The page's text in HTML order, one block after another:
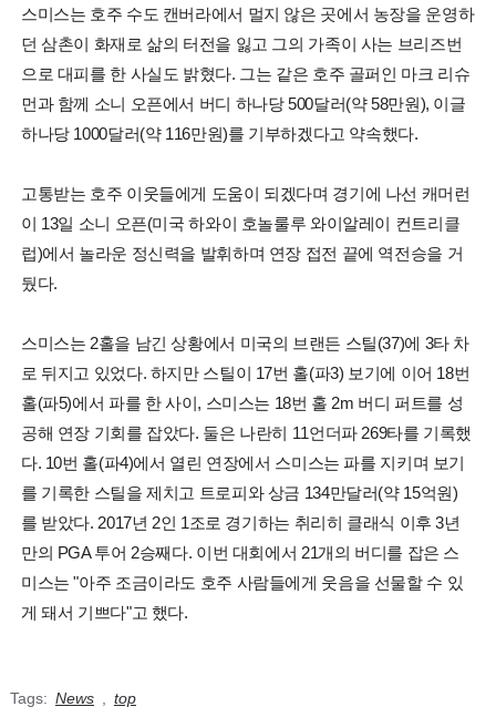
스미스는 호주 수도 캔버라에서 멀지 않은 곳에서 농장을 운영하
던 삼촌이 화재로 삶의 터전을 잃고 그의 가족이 사는 브리즈번
으로 대피를 한 사실도 밝혔다. 그는 같은 호주 골퍼인 마크 리슈
먼과 함께 소니 오픈에서 버디 하나당 500달러(약 58만원), 이글
하나당 1000달러(약 116만원)를 기부하겠다고 약속했다.
고통받는 호주 이웃들에게 도움이 되겠다며 경기에 나선 캐머런
이 13일 소니 오픈(미국 하와이 호놀룰루 와이알레이 컨트리클
럽)에서 놀라운 정신력을 발휘하며 연장 접전 끝에 역전승을 거
뒀다.
스미스는 2홀을 남긴 상황에서 미국의 브랜든 스틸(37)에 3타 차
로 뒤지고 있었다. 하지만 스틸이 17번 홀(파3) 보기에 이어 18번
홀(파5)에서 파를 한 사이, 스미스는 18번 홀 2m 버디 퍼트를 성
공해 연장 기회를 잡았다. 둘은 나란히 11언더파 269타를 기록했
다. 10번 홀(파4)에서 열린 연장에서 스미스는 파를 지키며 보기
를 기록한 스틸을 제치고 트로피와 상금 134만달러(약 15억원)
를 받았다. 2017년 2인 1조로 경기하는 취리히 클래식 이후 3년
만의 PGA 투어 2승째다. 이번 대회에서 21개의 버디를 잡은 스
미스는 "아주 조금이라도 호주 사람들에게 웃음을 선물할 수 있
게 돼서 기쁘다"고 했다.
Tags: News top